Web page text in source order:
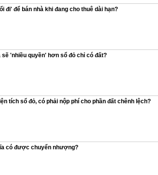
đi' để bán nhà khi đang cho thuê dài hạn?
sẽ 'nhiều quyền' hơn sổ đỏ chỉ có đất?
tích sổ đỏ, có phải nộp phí cho phần đất chênh lệch?
có được chuyển nhượng?